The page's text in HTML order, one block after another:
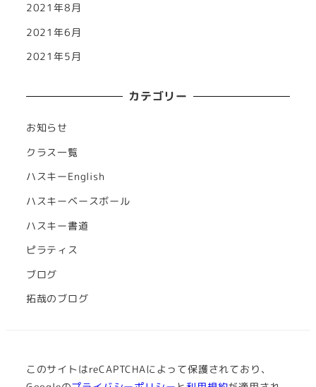
2021年8月
2021年6月
2021年5月
カテゴリー
お知らせ
クラス一覧
ハスキーEnglish
ハスキーベースボール
ハスキー書道
ピラティス
ブログ
拓哉のブログ
このサイトはreCAPTCHAによって保護されており、